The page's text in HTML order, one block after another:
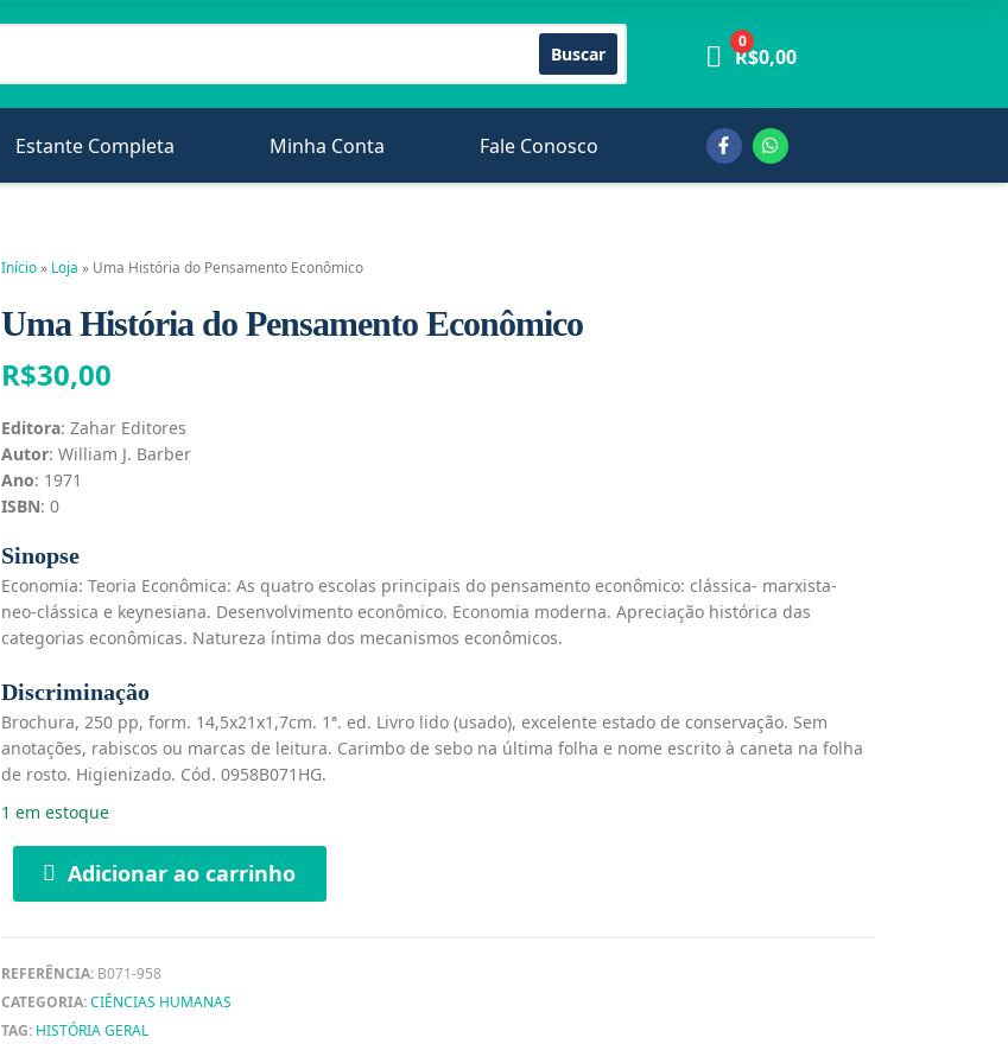
Buscar
0
R$0,00
Estante Completa Minha Conta Fale Conosco
Início» Loja » Uma História do Pensamento Econômico
Uma História do Pensamento Econômico
R$30,00
Editora: Zahar Editores
Autor: William J. Barber
Ano: 1971
ISBN: 0
Sinopse
Economia: Teoria Econômica: As quatro escolas principais do pensamento econômico: clássica- marxista-
neo-clássica e keynesiana. Desenvolvimento econômico. Economia moderna. Apreciação histórica das
categorias econômicas. Natureza íntima dos mecanismos econômicos.
Discriminação
Brochura, 250 pp, form. 14,5x21x1,7cm. 1ª. ed. Livro lido (usado), excelente estado de conservação. Sem
anotações, rabiscos ou marcas de leitura. Carimbo de sebo na última folha e nome escrito à caneta na folha
de rosto. Higienizado. Cód. 0958B071HG.
1 em estoque
Adicionar ao carrinho
REFERÊNCIA: B071-958
CATEGORIA:CIÊNCIAS HUMANAS
TAG: HISTÓRIA GERAL